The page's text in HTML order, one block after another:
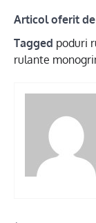
Articol oferit de
Tagged poduri
rulante